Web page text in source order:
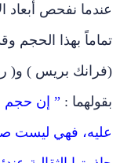
عندما نفحص أبعاد
تماماً بهذا الحجم
(فرانك بريس ) و(
بقولهما : ” إن حجم
عليه، فهي ليست